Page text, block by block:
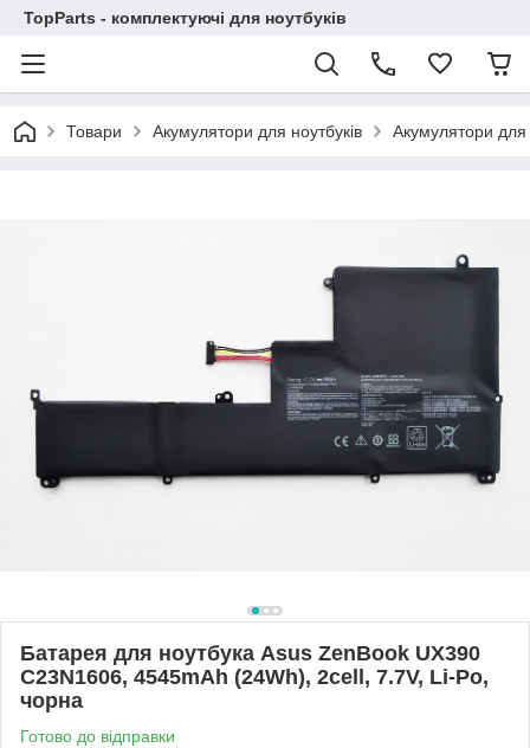
TopParts - комплектуючі для ноутбуків
Товари Акумулятори для ноутбуків Акумулятори для
Батарея для ноутбука Asus ZenBook UX390
C23N1606, 4545mAh (24Wh), 2cell, 7.7V, Li-Po,
чорна
Готово до відправки